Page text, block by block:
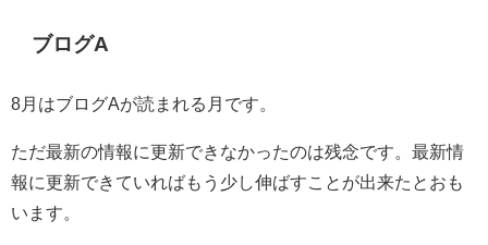
ブログA
8月はブログAが読まれる月です。
ただ最新の情報に更新できなかったのは残念です。最新情
報に更新できていればもう少し伸ばすことが出来たとおも
います。